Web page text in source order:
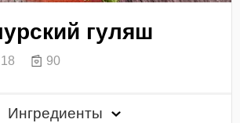
гуляш
18 90
Ингредиенты